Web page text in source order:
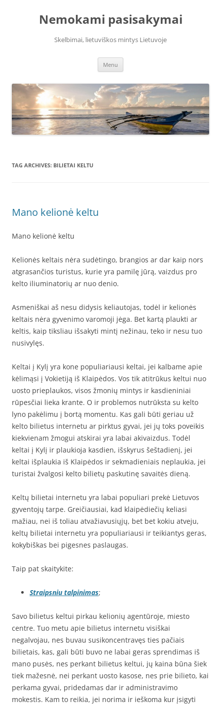
Nemokami pasisakymai
Skelbimai, lietuviškos mintys Lietuvoje
Menu
TAG ARCHIVES: BILIETAI KELTU
Mano kelionė keltu
Mano kelionė keltu
Kelionės keltais nėra sudėtingo, brangios ar dar kaip nors
atgrasančios turistus, kurie yra pamilę jūrą, vaizdus pro
kelto iliuminatorių ar nuo denio.
Asmeniškai aš nesu didysis keliautojas, todėl ir kelionės
keltais nėra gyvenimo varomoji jėga. Bet kartą plaukti ar
keltis, kaip tiksliau išsakyti mintį nežinau, teko ir nesu tuo
nusivylęs.
Keltai į Kylį yra kone populiariausi keltai, jei kalbame apie
kėlimąsi į Vokietiją iš Klaipėdos. Vos tik atitrūkus keltui nuo
uosto prieplaukos, visos žmonių mintys ir kasdieniniai
rūpesčiai lieka krante. O ir problemos nutrūksta su kelto
lyno pakėlimu į bortą momentu. Kas gali būti geriau už
kelto bilietus internetu ar pirktus gyvai, jei jų toks poveikis
kiekvienam žmogui atskirai yra labai akivaizdus. Todėl
keltai į Kylį ir plaukioja kasdien, išskyrus šeštadienį, jei
keltai išplaukia iš Klaipėdos ir sekmadieniais neplaukia, jei
turistai žvalgosi kelto bilietų paskutinę savaitės dieną.
Keltų bilietai internetu yra labai populiari prekė Lietuvos
gyventojų tarpe. Greičiausiai, kad klaipėdiečių keliasi
mažiau, nei iš toliau atvažiavusiųjų, bet bet kokiu atveju,
keltų bilietai internetu yra populiariausi ir teikiantys geras,
kokybiškas bei pigesnes paslaugas.
Taip pat skaitykite:
Straipsniu talpinimas;
Savo bilietus keltui pirkau kelionių agentūroje, miesto
centre. Tuo metu apie bilietus internetu visiškai
negalvojau, nes buvau susikoncentravęs ties pačiais
bilietais, kas, gali būti buvo ne labai geras sprendimas iš
mano pusės, nes perkant bilietus keltui, jų kaina būna šiek
tiek mažesnė, nei perkant uosto kasose, nes prie bilieto, kai
perkama gyvai, pridedamas dar ir administravimo
mokestis. Kam to reikia, jei norima ir ieškoma kur įsigyti